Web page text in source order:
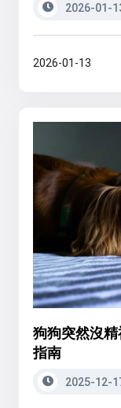
2026-01-
2026-01-13
狗狗突然沒
指南
2025-12-